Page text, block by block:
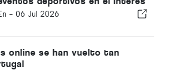
las apuestas online en
- 06 Jul 2026
online se han vuelto tan